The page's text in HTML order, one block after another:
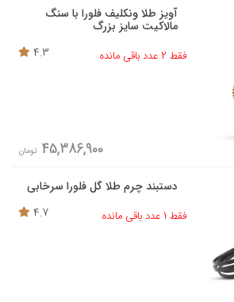
آویز طلا ونکلیف فلورا با سنگ
مالاکیت سایز بزرگ
فقط 2 عدد باقی مانده
4.3
45,386,900 تومان
دستبند چرم طلا گل فلورا سرخابی
فقط 1 عدد باقی مانده
4.7